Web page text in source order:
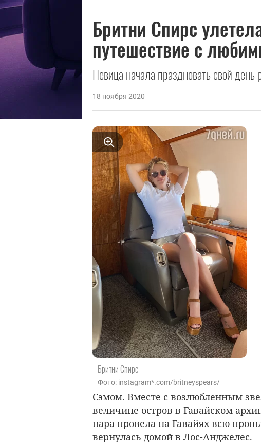
Бритни Спирс
путешествие с
Певица начала праздновать свой день
18 ноября 2020
Бритни Спирс
Фото: instagram*.com/britneyspears/
Сэмом. Вместе с возлюбленным
величине остров в Гавайском
пара провела на Гавайях всю
вернулась домой в Лос-Анджелес.